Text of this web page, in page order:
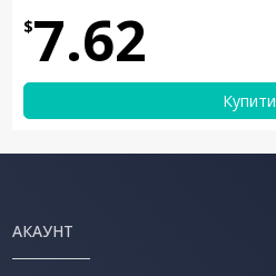
$7.62
Купити
АКАУНТ